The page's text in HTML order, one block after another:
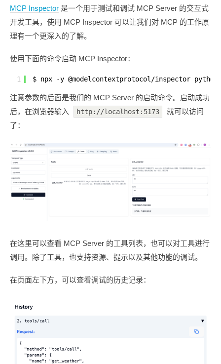
MCP Inspector 是一个用于测试和调试 MCP Server 的交互式
开发工具，使用 MCP Inspector 可以让我们对 MCP 的工作原
理有一个更深入的了解。
使用下面的命令启动 MCP Inspector：
1 $ npx -y @modelcontextprotocol/inspector
注意参数的后面是我们的 MCP Server 的启动命令。启动成功
后，在浏览器输入
http://localhost:5173
就可以访问
了：
在这里可以查看 MCP Server 的工具列表，也可以对工具进行
调用。除了工具，也支持资源、提示以及其他功能的调试。
在页面左下方，可以查看调试的历史记录：